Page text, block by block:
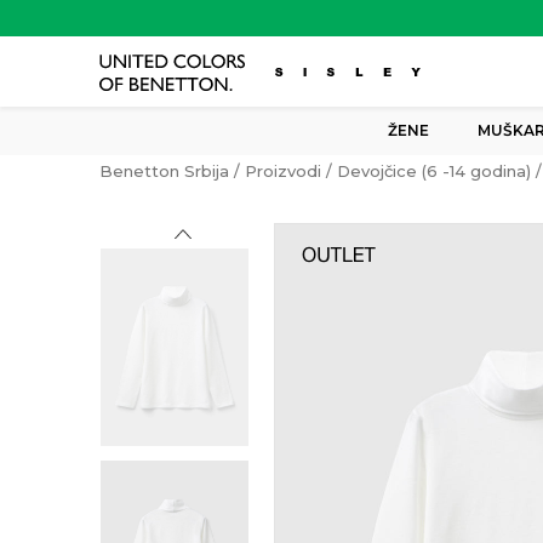
ŽENE
Benetton Srbija Proizvodi Devojčice (6 -14 godina)